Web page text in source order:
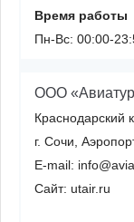
Время работы
Пн-Вс: 00:00-
ООО
Краснодарский
г. Сочи,
E-mail:
Сайт: utair.ru